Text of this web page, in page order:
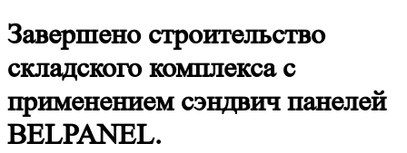
Завершено строительство
складского комплекса с
применением сэндвич панелей
BELPANEL.